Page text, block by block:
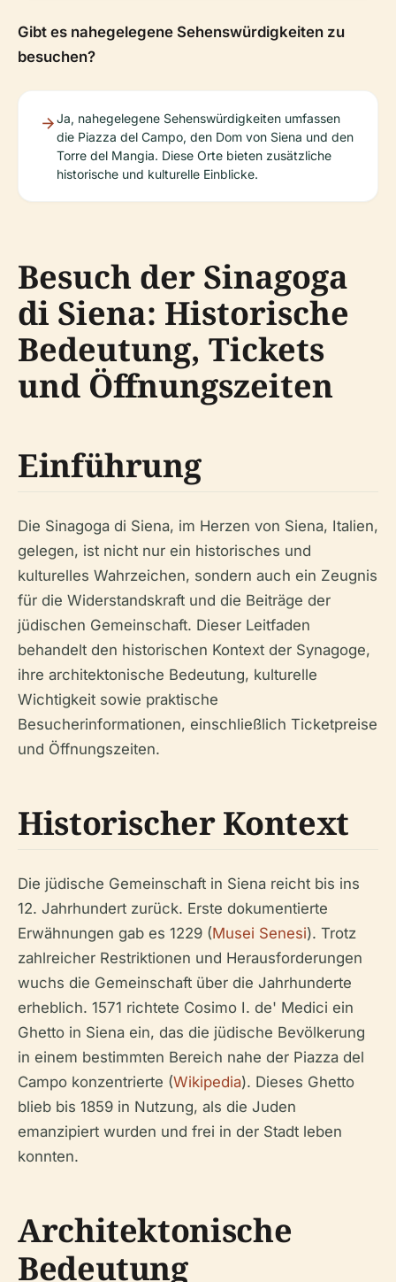
Gibt es nahegelegene Sehenswürdigkeiten zu
besuchen?
Ja, nahegelegene Sehenswürdigkeiten umfassen
die Piazza del Campo, den Dom von Siena und den
Torre del Mangia. Diese Orte bieten zusätzliche
historische und kulturelle Einblicke.
Besuch der Sinagoga
di Siena: Historische
Bedeutung, Tickets
und Öffnungszeiten
Einführung
Die Sinagoga di Siena, im Herzen von Siena, Italien,
gelegen, ist nicht nur ein historisches und
kulturelles Wahrzeichen, sondern auch ein Zeugnis
für die Widerstandskraft und die Beiträge der
jüdischen Gemeinschaft. Dieser Leitfaden
behandelt den historischen Kontext der Synagoge,
ihre architektonische Bedeutung, kulturelle
Wichtigkeit sowie praktische
Besucherinformationen, einschließlich Ticketpreise
und Öffnungszeiten.
Historischer Kontext
Die jüdische Gemeinschaft in Siena reicht bis ins
12. Jahrhundert zurück. Erste dokumentierte
Erwähnungen gab es 1229 (Musei Senesi). Trotz
zahlreicher Restriktionen und Herausforderungen
wuchs die Gemeinschaft über die Jahrhunderte
erheblich. 1571 richtete Cosimo I. de' Medici ein
Ghetto in Siena ein, das die jüdische Bevölkerung
in einem bestimmten Bereich nahe der Piazza del
Campo konzentrierte (Wikipedia). Dieses Ghetto
blieb bis 1859 in Nutzung, als die Juden
emanzipiert wurden und frei in der Stadt leben
konnten.
Architektonische
Bedeutung